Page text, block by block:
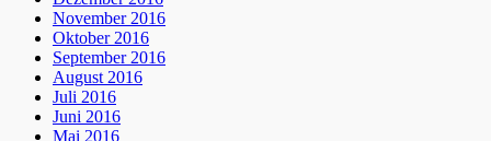
November 2016
Oktober 2016
September 2016
August 2016
Juli 2016
Juni 2016
Mai 2016